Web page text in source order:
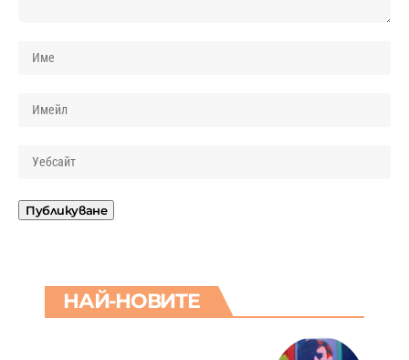
НАЙ-НОВИТЕ